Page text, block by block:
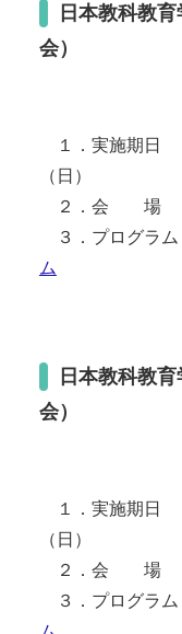
日本教科教
会）
１．実施期日
（日）
２．会 場
３．プログラ
ム
日本教科教
会）
１．実施期日
（日）
２．会 場 ：
３．プログラ